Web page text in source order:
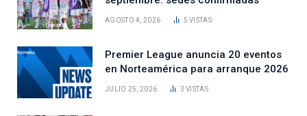
AGOSTO 4, 2026 5VISTAS
Premier League anuncia 20 eventos
en Norteamérica para arranque 2026
JULIO 25, 2026 3VISTAS